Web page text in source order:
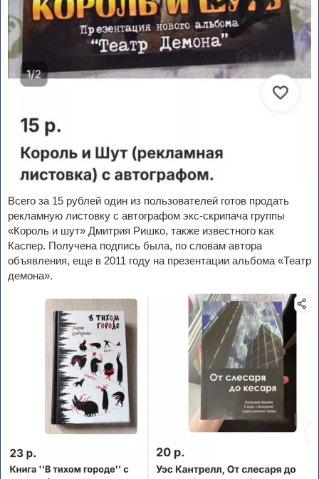
Всего за 15 рублей один из пользователей готов продать
рекламную листовку с автографом экс-скрипача группы
«Король и шут» Дмитрия Ришко, также известного как
Каспер. Получена подпись была, по словам автора
объявления, еще в 2011 году на презентации альбома «Театр
демона».